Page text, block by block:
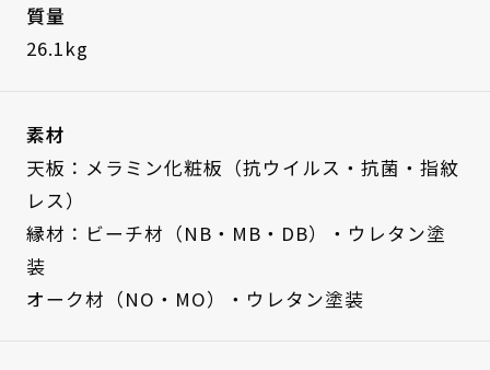
質量
26.1kg
素材
天板：メラミン化粧板（抗ウイルス・抗菌・指紋
レス）
縁材：ビーチ材（NB・MB・DB）・ウレタン塗
装
オーク材（NO・MO）・ウレタン塗装